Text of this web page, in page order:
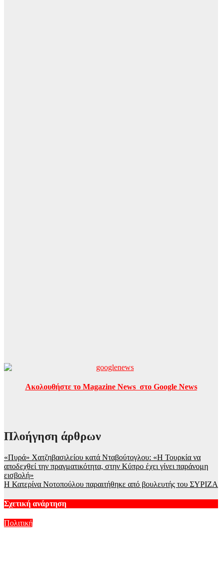
Ακολουθήστε το Magazine News στο Google News
Πλοήγηση άρθρων
«Πυρά» Χατζηβασιλείου κατά Νταβούτογλου: «Η Τουρκία να
αποδεχθεί την πραγματικότητα, στην Κύπρο έχει γίνει παράνομη
εισβολή»
Η Κατερίνα Νοτοπούλου παραιτήθηκε από βουλευτής του ΣΥΡΙΖΑ
Σχετική ανάρτηση
Πολιτική